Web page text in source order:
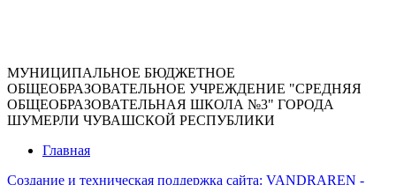
МУНИЦИПАЛЬНОЕ БЮДЖЕТНОЕ
ОБЩЕОБРАЗОВАТЕЛЬНОЕ УЧРЕЖДЕНИЕ "СРЕДНЯЯ
ОБЩЕОБРАЗОВАТЕЛЬНАЯ ШКОЛА №3" ГОРОДА
ШУМЕРЛИ ЧУВАШСКОЙ РЕСПУБЛИКИ
Главная
Создание и техническая поддержка сайта: VANDRAREN -